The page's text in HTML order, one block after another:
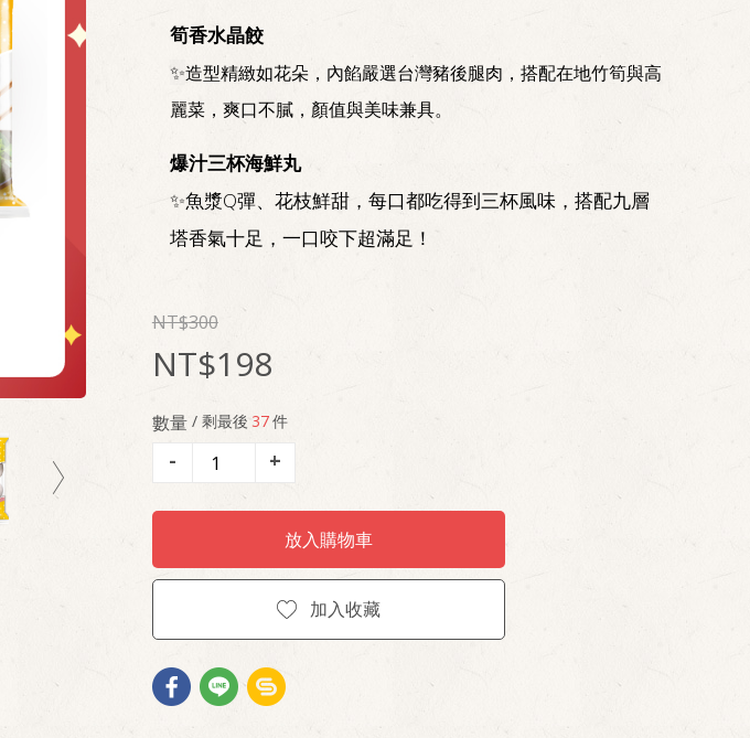
筍香水晶餃
✨造型精緻如花朵，內餡嚴選台灣豬後腿肉，搭配在地竹筍與高
麗菜，爽口不膩，顏值與美味兼具。
爆汁三杯海鮮丸
✨魚漿Q彈、花枝鮮甜，每口都吃得到三杯風味，搭配九層
塔香氣十足，一口咬下超滿足！
300
198
數量 / 剩最後 37件
- +
放入購物車
加入收藏